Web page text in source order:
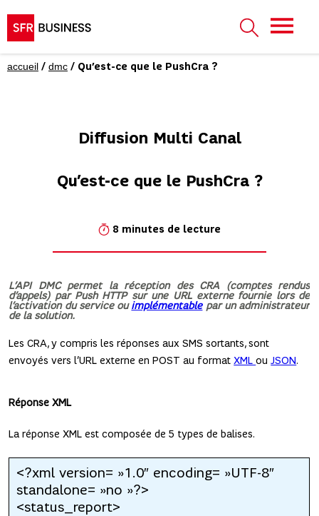
accueil / dmc / Qu’est-ce que le PushCra ?
Diffusion Multi Canal
Qu’est-ce que le PushCra ?
8 minutes de lecture
L’API DMC permet la réception des CRA (comptes rendus
d’appels) par Push HTTP sur une URL externe fournie lors de
l’activation du service ouimplémentablepar un administrateur
de la solution.
Les CRA, y compris les réponses aux SMS sortants, sont
envoyés vers l’URL externe en POST au formatXMLouJSON.
Réponse XML
La réponse XML est composée de 5 types de balises.
<?xml version= »1.0″ encoding= »UTF-8″
standalone= »no »?>
<status_report>